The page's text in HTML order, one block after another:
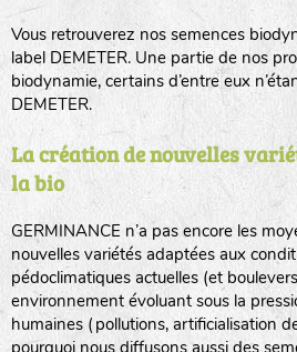
Vous retrouverez nos semences
label DEMETER. Une partie de nos
biodynamie, certains d’entre eux
DEMETER.
La création de nouvelles
la bio
GERMINANCE n’a pas encore les
nouvelles variétés adaptées aux
pédoclimatiques actuelles (et
environnement évoluant sous la
humaines (pollutions, artificialisation
pourquoi nous diffusons aussi des
BINGENHEIMER SAATGUT
www.bingenheimersaatgut.de
DE BOLSTER (DBO)
: Engrais vert
L: Légumes
A: Aromatiques
BEL : Code de la variété
(Ici Belle de
20 : Année de récolte(ici 2020)
BPA : Initiales du producteur ou du
semence.
1 : Numéro d’ordre du lot
A : Sans calibre.